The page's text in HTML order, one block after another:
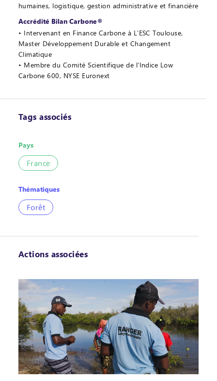
humaines, logistique, gestion administrative et financière
Accrédité Bilan Carbone®
Intervenant en Finance Carbone à L’ESC Toulouse,
Master Développement Durable et Changement
Climatique
Membre du Comité Scientifique de l’Indice Low
Carbone 600, NYSE Euronext
Tags associés
Pays
France
Thématiques
Forêt
Actions associées